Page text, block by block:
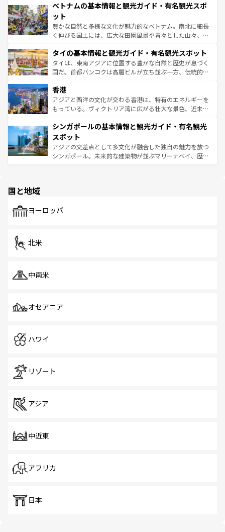
参照してほしい。
容にもいいと評判のスイーツなど、バラエティ豊かな料理
照してほしい。
き、地方に足を延ばせば四季折々の自然美を楽しむことが
できる。そして、キムチや焼肉、絶品のストリートフード
まで、さまざまな韓国料理が待っている。夜には、韓国な
らではのナイトライフも堪能できる。あたたかいホスピタ
わってみてほしい。 なお、新着の韓国情報はコンテンツ一
覧 を参照してほしい。
ベトナムの基本情報と観光ガイド・有名観光スポ
ット
豊かな自然と多様な文化が魅力的なベトナム。南北に細長
く伸びる国土には、広大な田園風景や青々とした山々、世
急速な発展と共に伝統が息づく。ハノイの古い町並みやホ
ーチミン市のフランス統治時代の建物も、独特の雰囲気を
醸し出している。また、バラエティの豊かさとおいしさで
とつ。フォーやバインミー、ベトナムコーヒーなどは、ぜ
ひ現地で味わいたい。どの地域を訪れてもあたたかい人々
が旅行者を迎えてくれるので、きっと忘れられない旅にな
参照してほしい。
タイの基本情報と観光ガイド・有名観光スポット
タイは、東南アジアに位置する豊かな自然と歴史が息づく
国だ。首都バンコクは高層ビルが立ち並ぶ一方、伝統的な
の活気が交差している。北部ではチェンマイなどの山岳地
帯で自然と触れ合い、南部ではプーケットやクラビの美し
いビーチでリゾート気分を楽しむことができる。タイ料理
激する。気候は一年中温暖で、どの季節にも異なる楽しみ
が待っている。親しみやすいタイの人々、仏教を中心とし
た文化、そして多様な観光資源が、訪れる旅人を魅了し続
ける。 なお、新着のタイ情報はコンテンツ一覧を参照して
香港
アジアと西洋の文化が交わる香港は、特有のエネルギーを
もっている。ヴィクトリア湾に広がる壮大な景色、近未来
み、どこを訪れても感動するはず。観光スポットが密集し
ており、効率よく見どころを回れるのも魅力。息をのむよ
うな絶景から文化的な体験まで、香港を存分に楽しみ尽く
そう。 なお、新着の香港情報はコンテンツ一覧を参照して
シンガポールの基本情報と観光ガイド・有名観光
スポット
アジアの交差点として多文化が融合した独自の魅力を放つ
シンガポール。未来的な建築物が並ぶマリーナベイ、歴史
で、ホーカーズは地元の風情を楽しめる外せないスポット
国と地域
ヨーロッパ
北米
中南米
オセアニア
ハワイ
リゾート
アジア
中近東
アフリカ
日本